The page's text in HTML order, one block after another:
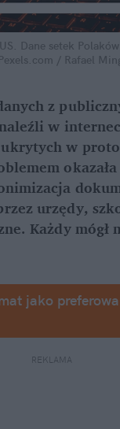
Dane setek
/ Rafael
z
w
w
okazała
urzędy,
Każdy mógł
jako
REKLAMA